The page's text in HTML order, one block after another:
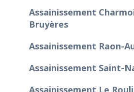
Assainissement
Bruyères
Assainissement Raon-
Assainissement Saint-
Assainissement Le